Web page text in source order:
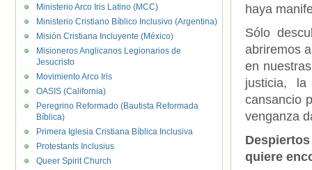
haya
Sólo
abriremos
en
justicia,
cansancio
venganza
quiere
Ministerio Arco Iris Latino (MCC)
Ministerio Cristiano Bíblico Inclusivo (Argentina)
Misión Cristiana Incluyente (México)
Misioneros Anglicanos Legionarios de
Jesucristo
Movimiento Arco Iris
OASIS (California)
Peregrino Reformado (Bautista Reformada
Bíblica)
Primera Iglesia Cristiana Bíblica Inclusiva
Protestants Inclusius
Queer Spirit Church